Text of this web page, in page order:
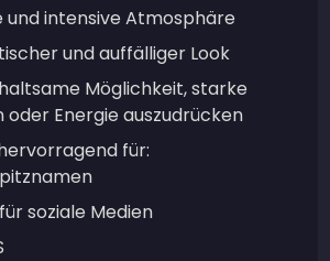
und intensive Atmosphäre
und auffälliger Look
Möglichkeit, starke
oder Energie auszudrücken
für:
soziale Medien